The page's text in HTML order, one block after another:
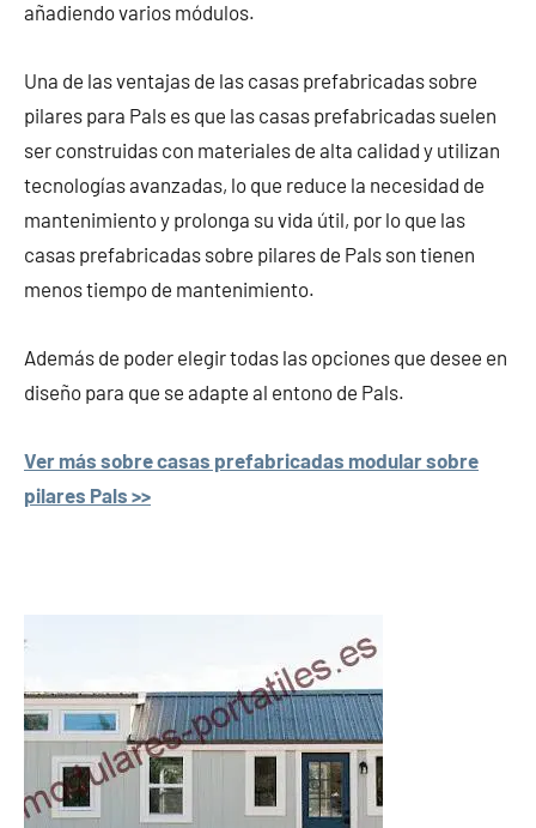
añadiendo varios módulos.
Una de las ventajas de las casas prefabricadas sobre
pilares para Pals es que las casas prefabricadas suelen
ser construidas con materiales de alta calidad y utilizan
tecnologías avanzadas, lo que reduce la necesidad de
mantenimiento y prolonga su vida útil, por lo que las
casas prefabricadas sobre pilares de Pals son tienen
menos tiempo de mantenimiento.
Además de poder elegir todas las opciones que desee en
diseño para que se adapte al entono de Pals.
Ver más sobre casas prefabricadas modular sobre
pilares Pals >>